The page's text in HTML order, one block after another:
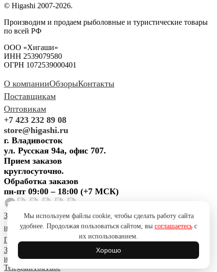
© Higashi 2007-2026.
Производим и продаем рыболовные и туристические товары
по всей РФ
ООО «Хигаши»
ИНН 2539079580
ОГРН 1072539000401
О компанииОбзорыКонтакты
Поставщикам
Оптовикам
+7 423 232 89 08
store@higashi.ru
г. Владивосток
ул. Русская 94а, офис 707.
Прием заказов
круглосуточно.
Обработка заказов
пн-пт 09:00 – 18:00 (+7 МСК)
Задать вопросПредложить
идеюПоблагодаритьПожаловаться Сообщить об ошибке
Политика конфиденциальностиСогласие на обработку ПД
Задать вопрос
идеюПоблагодаритьПожаловатьсяСообщить об ошибке
TelegramYouTube
Мы используем файлы cookie, чтобы сделать работу сайта
удобнее. Продолжая пользоваться сайтом, вы соглашаетесь с
их использованием.
Хорошо